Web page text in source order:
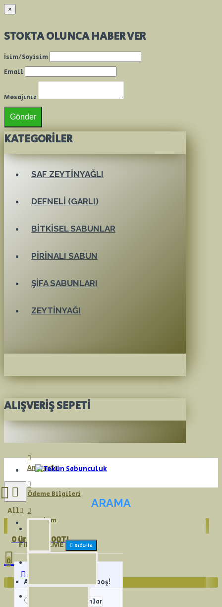
×
STOKTA OLUNCA HABER VER
İsim/Soyisim
Email
Mesajınız
Gönder
KATEGORILER
SAF ZEYTINYAĞLI
DEFNELI (GARLI)
BITKISEL SABUNLAR
PIRINALI SABUN
ŞIFA SABUNLARI
ZEYTINYAĞI
ALIŞVERIŞ SEPETI
Anasayfa
Ödeme Bilgileri
Hesabım
All
0 ürün - 0,00TL
0
Alışveriş sepetiniz boş!
ARAMA
FILTRELEME Sıfırla
Alt Kategoriler